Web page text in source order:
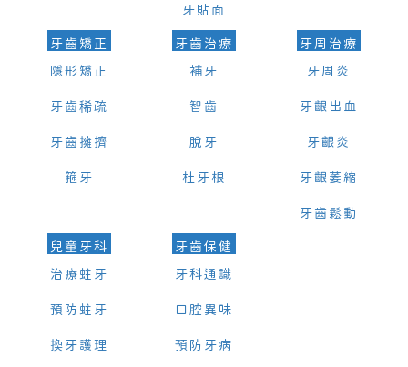
牙貼面
牙齒矯正
隱形矯正
牙齒稀疏
牙齒擁擠
箍牙
牙齒治療
補牙
智齒
脫牙
杜牙根
牙周治療
牙周炎
牙齦出血
牙齦炎
牙齦萎縮
牙齒鬆動
兒童牙科
治療蛀牙
預防蛀牙
換牙護理
牙齒保健
牙科通識
口腔異味
預防牙病